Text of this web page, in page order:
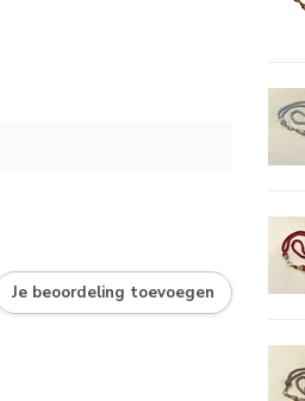
Je beoordeling toevoegen